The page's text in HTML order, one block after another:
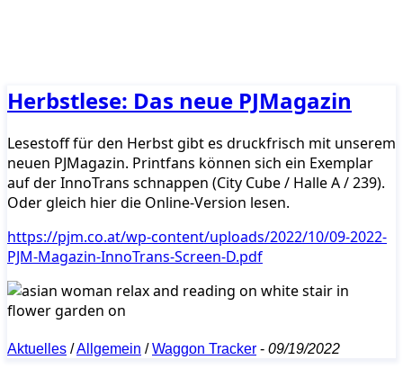
Herbstlese: Das neue PJMagazin
Lesestoff für den Herbst gibt es druckfrisch mit unserem
neuen PJMagazin. Printfans können sich ein Exemplar
auf der InnoTrans schnappen (City Cube / Halle A / 239).
Oder gleich hier die Online-Version lesen.
https://pjm.co.at/wp-content/uploads/2022/10/09-2022-
PJM-Magazin-InnoTrans-Screen-D.pdf
Aktuelles /Allgemein /Waggon Tracker - 09/19/2022